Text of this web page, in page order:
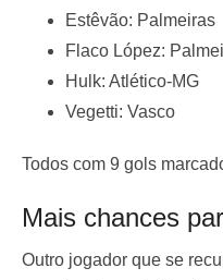
Estêvão: Palmeiras
Flaco López:
Hulk: Atlético-MG
Vegetti: Vasco
Todos com 9 gols
Mais chances
Outro jogador que se